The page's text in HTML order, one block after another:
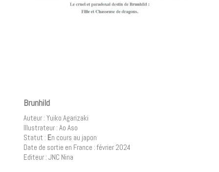
Brunhild
Auteur : Yuiko Agarizaki
Illustrateur : Ao Aso
Statut : En cours au japon
Date de sortie en France : février 2024
Editeur : JNC Nina